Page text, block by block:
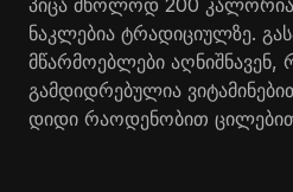
პიცა მხოლოდ 200
ნაკლებია ტრადიციულზე.
მწარმოებლები
გამდიდრებულია
დიდი რაოდენობით